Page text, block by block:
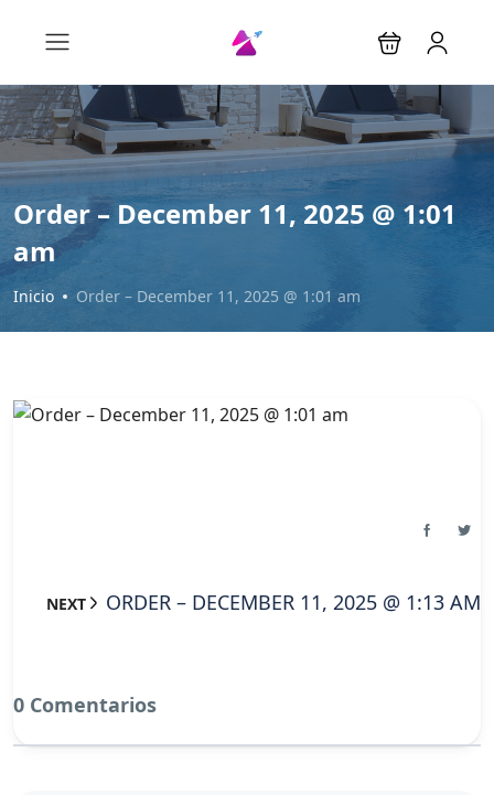
Order – December 11, 2025 @ 1:01
am
Inicio Order – December 11, 2025 @ 1:01 am
NEXT ORDER – DECEMBER 11, 2025 @ 1:13 AM
0 Comentarios